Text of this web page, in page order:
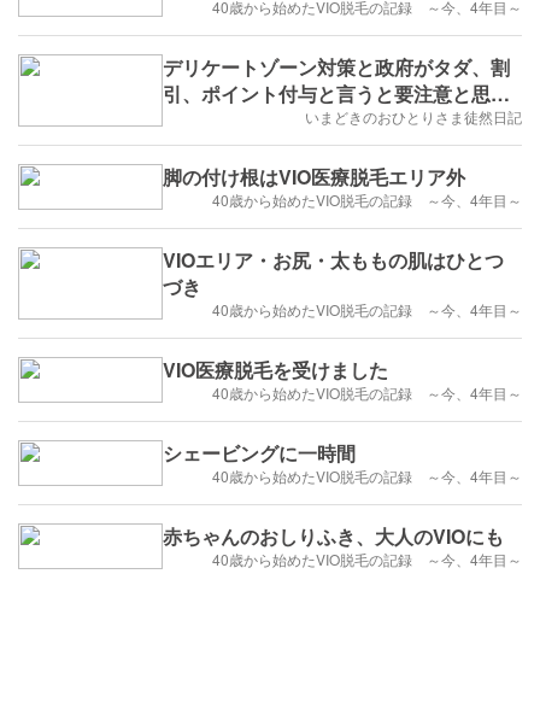
40歳から始めたVIO脱毛の記録 ～今、4年目～
デリケートゾーン対策と政府がタダ、割
引、ポイント付与と言うと要注意と思う
いまどきのおひとりさま徒然日記
脚の付け根はVIO医療脱毛エリア外
40歳から始めたVIO脱毛の記録 ～今、4年目～
VIOエリア・お尻・太ももの肌はひとつ
づき
40歳から始めたVIO脱毛の記録 ～今、4年目～
VIO医療脱毛を受けました
40歳から始めたVIO脱毛の記録 ～今、4年目～
シェービングに一時間
40歳から始めたVIO脱毛の記録 ～今、4年目～
赤ちゃんのおしりふき、大人のVIOにも
40歳から始めたVIO脱毛の記録 ～今、4年目～